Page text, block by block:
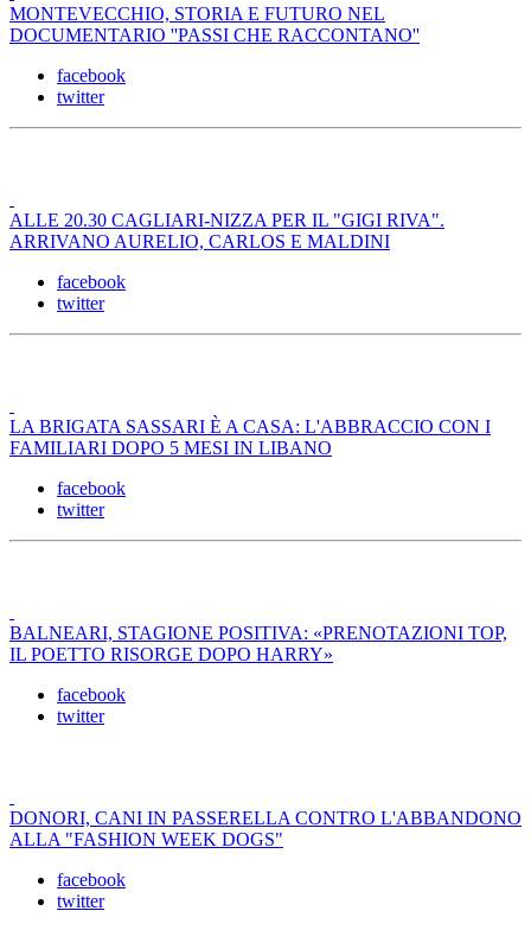
MONTEVECCHIO, STORIA E FUTURO NEL
DOCUMENTARIO ''PASSI CHE RACCONTANO''
facebook
twitter
ALLE 20.30 CAGLIARI-NIZZA PER IL "GIGI RIVA".
ARRIVANO AURELIO, CARLOS E MALDINI
facebook
twitter
LA BRIGATA SASSARI È A CASA: L'ABBRACCIO CON I
FAMILIARI DOPO 5 MESI IN LIBANO
facebook
twitter
BALNEARI, STAGIONE POSITIVA: «PRENOTAZIONI TOP,
IL POETTO RISORGE DOPO HARRY»
facebook
twitter
DONORI, CANI IN PASSERELLA CONTRO L'ABBANDONO
ALLA "FASHION WEEK DOGS"
facebook
twitter